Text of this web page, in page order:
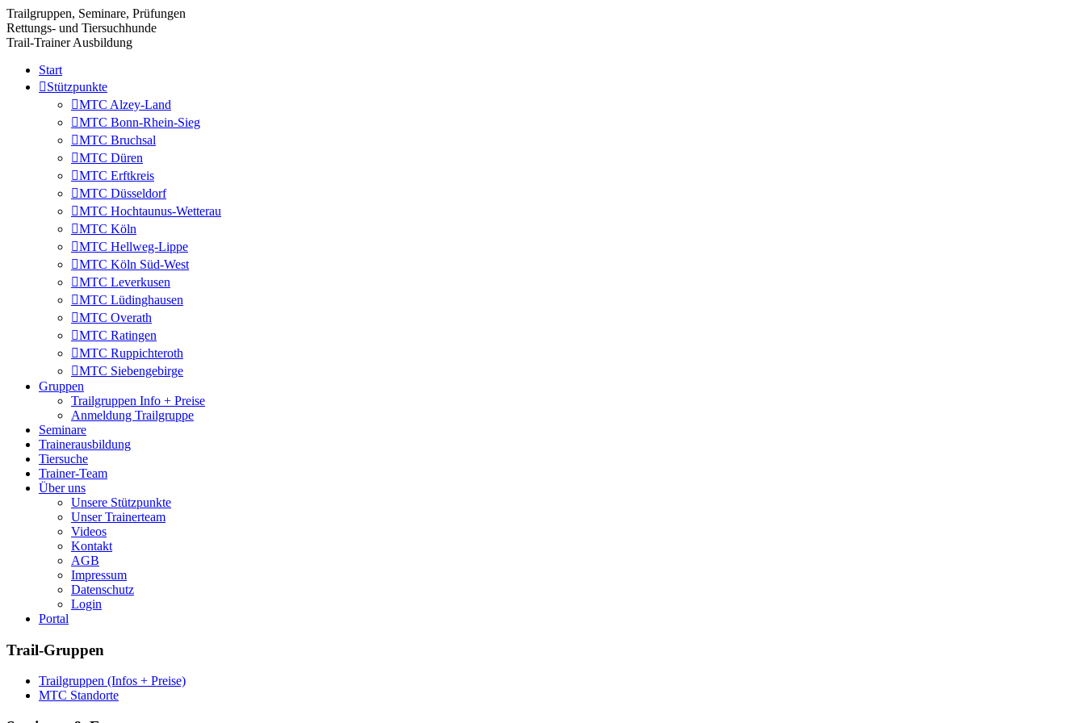
Trailgruppen, Seminare, Prüfungen
Rettungs- und Tiersuchhunde
Trail-Trainer Ausbildung
Start
Stützpunkte
MTC Alzey-Land
MTC Bonn-Rhein-Sieg
MTC Bruchsal
MTC Düren
MTC Erftkreis
MTC Düsseldorf
MTC Hochtaunus-Wetterau
MTC Köln
MTC Hellweg-Lippe
MTC Köln Süd-West
MTC Leverkusen
MTC Lüdinghausen
MTC Overath
MTC Ratingen
MTC Ruppichteroth
MTC Siebengebirge
Gruppen
Trailgruppen Info + Preise
Anmeldung Trailgruppe
Seminare
Trainerausbildung
Tiersuche
Trainer-Team
Über uns
Unsere Stützpunkte
Unser Trainerteam
Videos
Kontakt
AGB
Impressum
Datenschutz
Login
Portal
Trail-Gruppen
Trailgruppen (Infos + Preise)
MTC Standorte